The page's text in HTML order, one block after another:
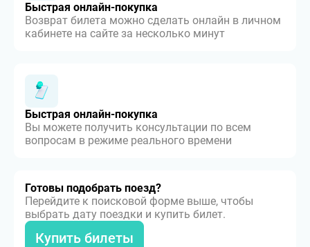
Быстрая онлайн-покупка
Возврат билета можно сделать онлайн в личном
кабинете на сайте за несколько минут
Быстрая онлайн-покупка
Вы можете получить консультации по всем
вопросам в режиме реального времени
Готовы подобрать поезд?
Перейдите к поисковой форме выше, чтобы
выбрать дату поездки и купить билет.
Купить билеты